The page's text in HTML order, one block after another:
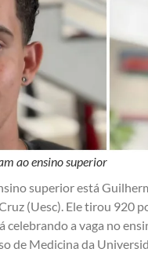
ao ensino superior
superior está
(Uesc). Ele tirou 920
a vaga no
de Medicina da